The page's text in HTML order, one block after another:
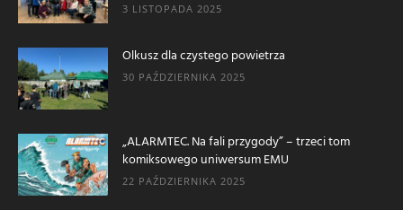
3 LISTOPADA 2025
Olkusz dla czystego powietrza
30 PAŹDZIERNIKA 2025
„ALARMTEC. Na fali przygody” – trzeci tom
komiksowego uniwersum EMU
22 PAŹDZIERNIKA 2025